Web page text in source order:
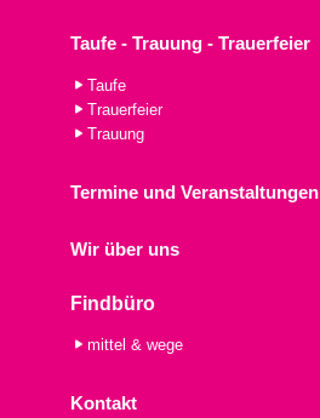
Taufe - Trauung - Trauerfeier
Taufe
Trauerfeier
Trauung
Termine und Veranstaltungen
Wir über uns
Findbüro
mittel & wege
Kontakt